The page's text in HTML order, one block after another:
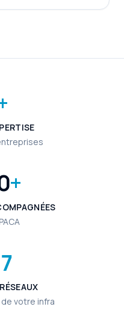
+
votre infra